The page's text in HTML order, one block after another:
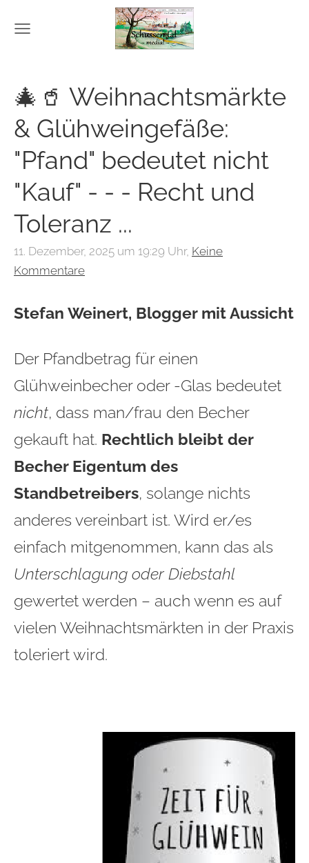
🎄🥤 Weihnachtsmärkte
& Glühweingefäße:
"Pfand" bedeutet nicht
"Kauf" - - - Recht und
Toleranz ...
11. Dezember, 2025 um 19:29 Uhr, Keine
Kommentare
Stefan Weinert, Blogger mit Aussicht
Der Pfandbetrag für einen
Glühweinbecher oder -Glas bedeutet
nicht, dass man/frau den Becher
gekauft hat. Rechtlich bleibt der
Becher Eigentum des
Standbetreibers, solange nichts
anderes vereinbart ist. Wird er/es
einfach mitgenommen, kann das als
Unterschlagung oder Diebstahl
gewertet werden – auch wenn es auf
vielen Weihnachtsmärkten in der Praxis
toleriert wird.